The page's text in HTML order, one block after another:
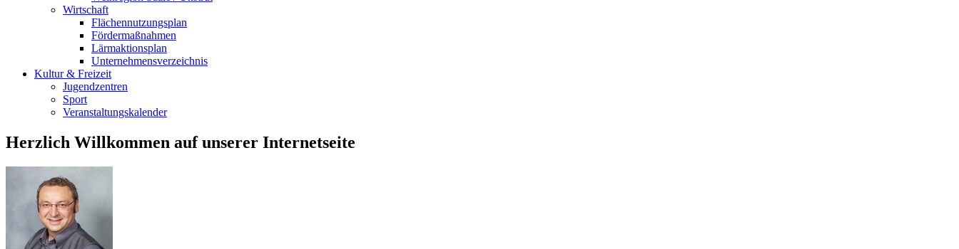
Wirtschaft
Flächennutzungsplan
Fördermaßnahmen
Lärmaktionsplan
Unternehmensverzeichnis
Kultur & Freizeit
Jugendzentren
Sport
Veranstaltungskalender
Herzlich Willkommen auf unserer Internetseite